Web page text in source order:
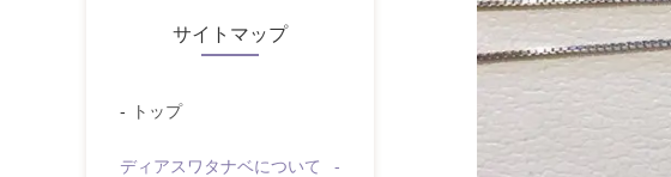
サイトマップ
トップ
ディアスワタナベについて